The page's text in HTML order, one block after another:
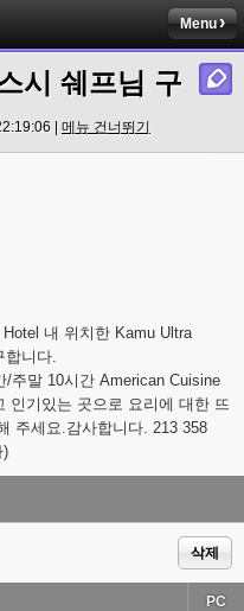
Menu
시 쉐프님 구
| 메뉴 건너뛰기
내 위치한 Kamu Ultra
합니다.
주말 10시간 American Cuisine
인기있는 곳으로 요리에 대한 뜨
주세요.감사합니다. 213 358
)
삭제
PC